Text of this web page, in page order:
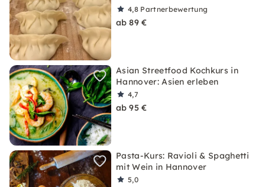
4,8 Partnerbewertung
ab 89 €
Asian Streetfood Kochkurs in
Hannover: Asien erleben
4,7
ab 95 €
Pasta-Kurs: Ravioli & Spaghetti
mit Wein in Hannover
5,0